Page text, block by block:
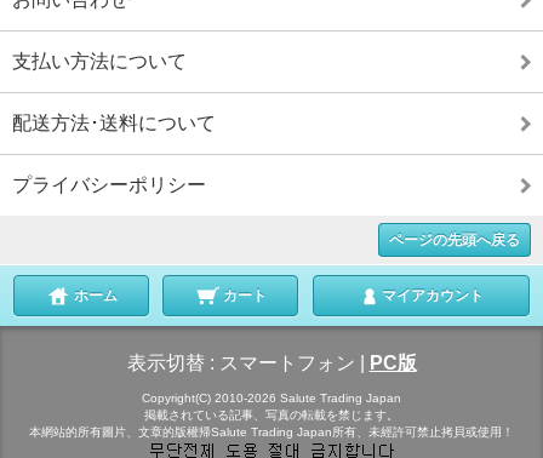
支払い方法について
配送方法･送料について
プライバシーポリシー
ページの先頭へ戻る
ホーム カート マイアカウント
表示切替 : スマートフォン PC版
Copyright(C) 2010-2026 Salute Trading Japan
掲載されている記事、写真の転載を禁じます。
本網站的所有圖片、文章的版權帰Salute Trading Japan所有、未經許可禁止拷貝或使用！